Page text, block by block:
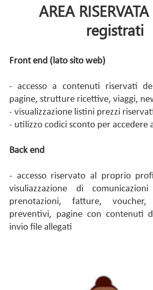
AREA
registrati
Front end (lato sito web)
- accesso a contenuti riservati
pagine, strutture ricettive, viaggi,
- visualizzazione listini prezzi
- utilizzo codici sconto per accedere
Back end
- accesso riservato al proprio
visuliazzazione di
prenotazioni, fatture,
preventivi, pagine con contenuti
invio file allegati